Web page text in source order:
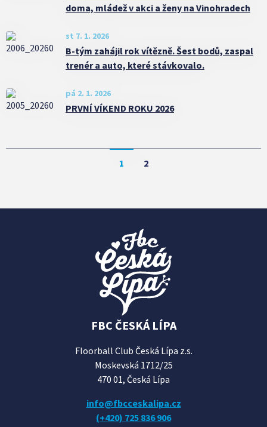
doma, mládež v akci a ženy na Vinohradech
st 7. 1. 2026
B-tým zahájil rok vítězně. Šest bodů, zaspal
trenér a auto, které stávkovalo.
pá 2. 1. 2026
PRVNÍ VÍKEND ROKU 2026
1 2
FBC ČESKÁ LÍPA
Floorball Club Česká Lípa z.s.
Moskevská 1712/25
470 01, Česká Lípa
info@fbcceskalipa.cz
(+420) 725 836 906